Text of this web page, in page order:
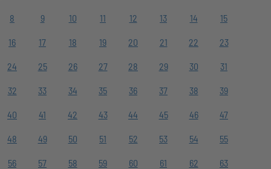
8 9 10 11 12 13 14 15
16 17 18 19 20 21 22 23
24 25 26 27 28 29 30 31
32 33 34 35 36 37 38 39
40 41 42 43 44 45 46 47
48 49 50 51 52 53 54 55
56 57 58 59 60 61 62 63